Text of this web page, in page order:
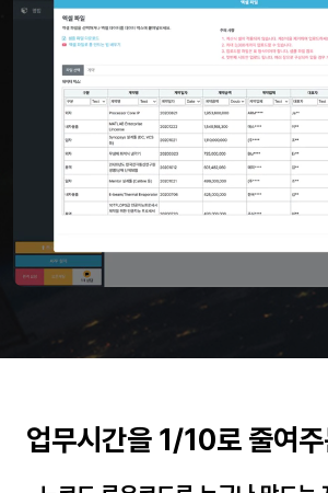
업무시간을 1/10로 줄여